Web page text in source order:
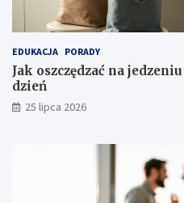
EDUKACJA PORADY
Jak oszczędzać na
dzień
25 lipca 2026